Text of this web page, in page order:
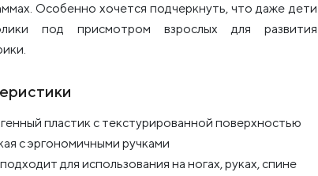
Особенно хочется подчеркнуть, что даже дети
под присмотром взрослых для развития
пластик с текстурированной поверхностью
с эргономичными ручками
для использования на ногах, руках, спине